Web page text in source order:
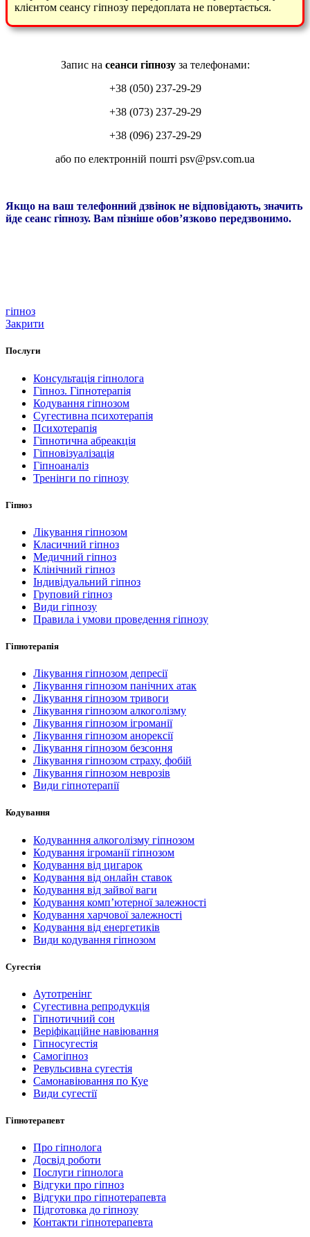
клієнтом сеансу гіпнозу передоплата не повертається.
Запис на сеанси гіпнозу за телефонами:
+38 (050) 237-29-29
+38 (073) 237-29-29
+38 (096) 237-29-29
або по електронній пошті psv@psv.com.ua
Якщо на ваш телефонний дзвінок не відповідають, значить
йде сеанс гіпнозу. Вам пізніше обов’язково передзвонимо.
гіпноз
Закрити
Послуги
Консультація гіпнолога
Гіпноз. Гіпнотерапія
Кодування гіпнозом
Сугестивна психотерапія
Психотерапія
Гіпнотична абреакція
Гіпновізуалізація
Гіпноаналіз
Тренінги по гіпнозу
Гіпноз
Лікування гіпнозом
Класичний гіпноз
Медичний гіпноз
Клінічний гіпноз
Індивідуальний гіпноз
Груповий гіпноз
Види гіпнозу
Правила і умови проведення гіпнозу
Гіпнотерапія
Лікування гіпнозом депресії
Лікування гіпнозом панічних атак
Лікування гіпнозом тривоги
Лікування гіпнозом алкоголізму
Лікування гіпнозом ігроманії
Лікування гіпнозом анорексії
Лікування гіпнозом безсоння
Лікування гіпнозом страху, фобій
Лікування гіпнозом неврозів
Види гіпнотерапії
Кодування
Кодуванння алкоголізму гіпнозом
Кодування ігроманії гіпнозом
Кодування від цигарок
Кодування від онлайн ставок
Кодування від зайвої ваги
Кодування комп’ютерної залежності
Кодування харчової залежності
Кодування від енергетиків
Види кодування гіпнозом
Сугестія
Аутотренінг
Сугестивна репродукція
Гіпнотичний сон
Веріфікаційне навіювання
Гіпносугестія
Самогіпноз
Ревульсивна сугестія
Самонавіювання по Куе
Види сугестії
Гіпнотерапевт
Про гіпнолога
Досвід роботи
Послуги гіпнолога
Відгуки про гіпноз
Відгуки про гіпнотерапевта
Підготовка до гіпнозу
Контакти гіпнотерапевта